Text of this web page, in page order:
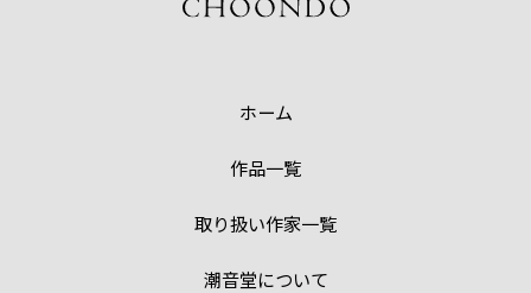
ホーム
作品一覧
取り扱い作家一覧
潮音堂について